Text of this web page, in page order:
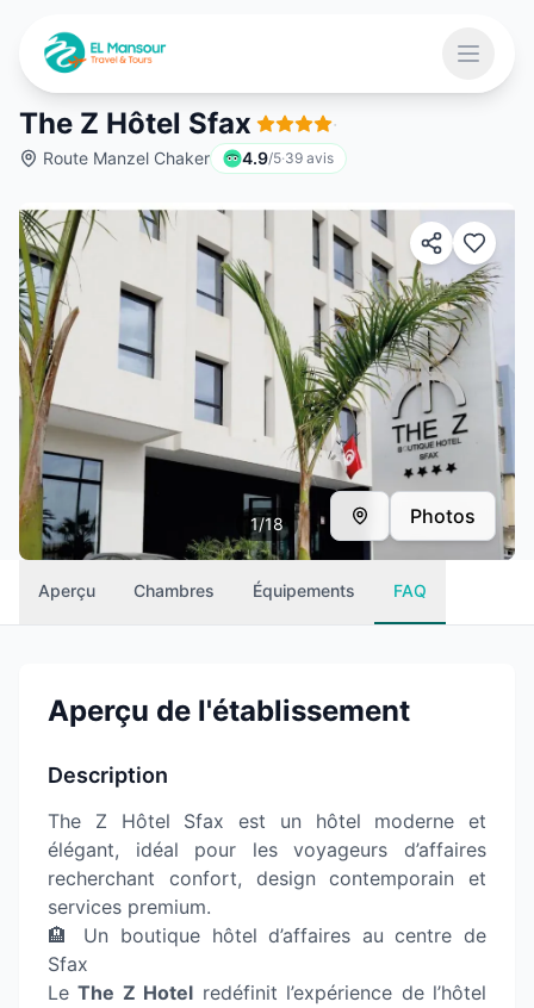
Ouvrir
The Z Hôtel Sfax ·
Route Manzel Chaker 4.9/5·39 avis
1/18 Photos
Aperçu Chambres Équipements FAQ
Aperçu de l'établissement
Description
The Z Hôtel Sfax est un hôtel moderne et
élégant, idéal pour les voyageurs d’affaires
recherchant confort, design contemporain et
services premium.
🏨 Un boutique hôtel d’affaires au centre de
Sfax
LeThe Z Hotel redéfinit l’expérience de l’hôtel